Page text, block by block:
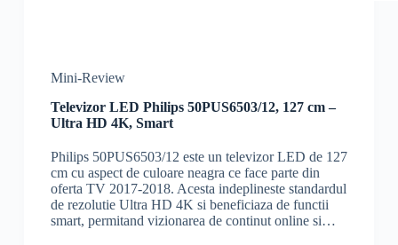
Mini-Review
Televizor LED Philips 50PUS6503/12, 127 cm –
Ultra HD 4K, Smart
Philips 50PUS6503/12 este un televizor LED de 127
cm cu aspect de culoare neagra ce face parte din
oferta TV 2017-2018. Acesta indeplineste standardul
de rezolutie Ultra HD 4K si beneficiaza de functii
smart, permitand vizionarea de continut online si…